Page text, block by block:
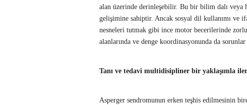
alan üzerinde derinleşebilir. Bu bir bilim dalı
gelişimine sahiptir. Ancak sosyal dil kullanımı ve
nesneleri tutmak gibi ince motor becerilerinde
alanlarında ve denge koordinasyonunda da
Tanı ve tedavi multidisipliner bir yaklaşımla
Asperger sendromunun erken teşhis edilmesinin